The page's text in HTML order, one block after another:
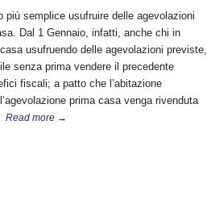
più semplice usufruire delle agevolazioni
Dal 1 Gennaio, infatti, anche chi in
usufruendo delle agevolazioni previste,
senza prima vendere il precedente
fiscali; a patto che l’abitazione
prima casa venga rivenduta
Read more →